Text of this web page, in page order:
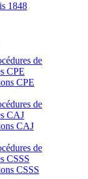
1848
de
CPE
CPE
de
CAJ
CAJ
de
CSSS
CSSS